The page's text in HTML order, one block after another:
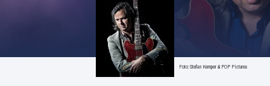
Foto: Stefan Kemper & POP Pictures